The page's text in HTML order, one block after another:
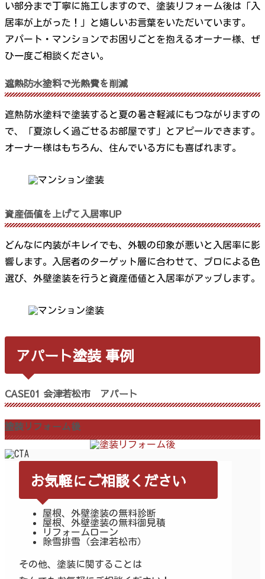
い部分まで丁寧に施工しますので、塗装リフォーム後は「入
居率が上がった！」と嬉しいお言葉をいただいています。
アパート・マンションでお困りごとを抱えるオーナー様、ぜ
ひ一度ご相談ください。
遮熱防水塗料で光熱費を削減
遮熱防水塗料で塗装すると夏の暑さ軽減にもつながりますの
で、「夏涼しく過ごせるお部屋です」とアピールできます。
オーナー様はもちろん、住んでいる方にも喜ばれます。
資産価値を上げて入居率UP
どんなに内装がキレイでも、外観の印象が悪いと入居率に影
響します。入居者のターゲット層に合わせて、プロによる色
選び、外壁塗装を行うと資産価値と入居率がアップします。
アパート塗装 事例
CASE01 会津若松市 アパート
塗装リフォーム後
お気軽にご相談ください
屋根、外壁塗装の無料診断
屋根、外壁塗装の無料御見積
リフォームローン
除雪排雪（会津若松市）
その他、塗装に関することは